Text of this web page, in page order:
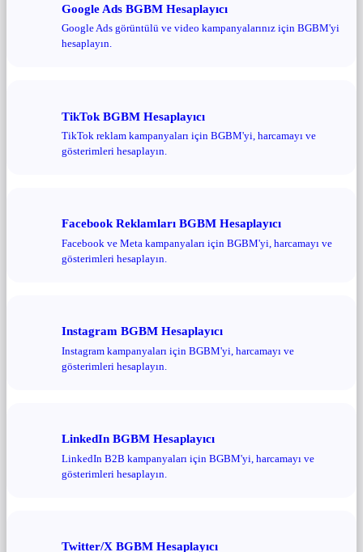
Google Ads BGBM Hesaplayıcı
Google Ads görüntülü ve video kampanyalarınız için BGBM'yi
hesaplayın.
TikTok BGBM Hesaplayıcı
TikTok reklam kampanyaları için BGBM'yi, harcamayı ve
gösterimleri hesaplayın.
Facebook Reklamları BGBM Hesaplayıcı
Facebook ve Meta kampanyaları için BGBM'yi, harcamayı ve
gösterimleri hesaplayın.
Instagram BGBM Hesaplayıcı
Instagram kampanyaları için BGBM'yi, harcamayı ve
gösterimleri hesaplayın.
LinkedIn BGBM Hesaplayıcı
LinkedIn B2B kampanyaları için BGBM'yi, harcamayı ve
gösterimleri hesaplayın.
Twitter/X BGBM Hesaplayıcı